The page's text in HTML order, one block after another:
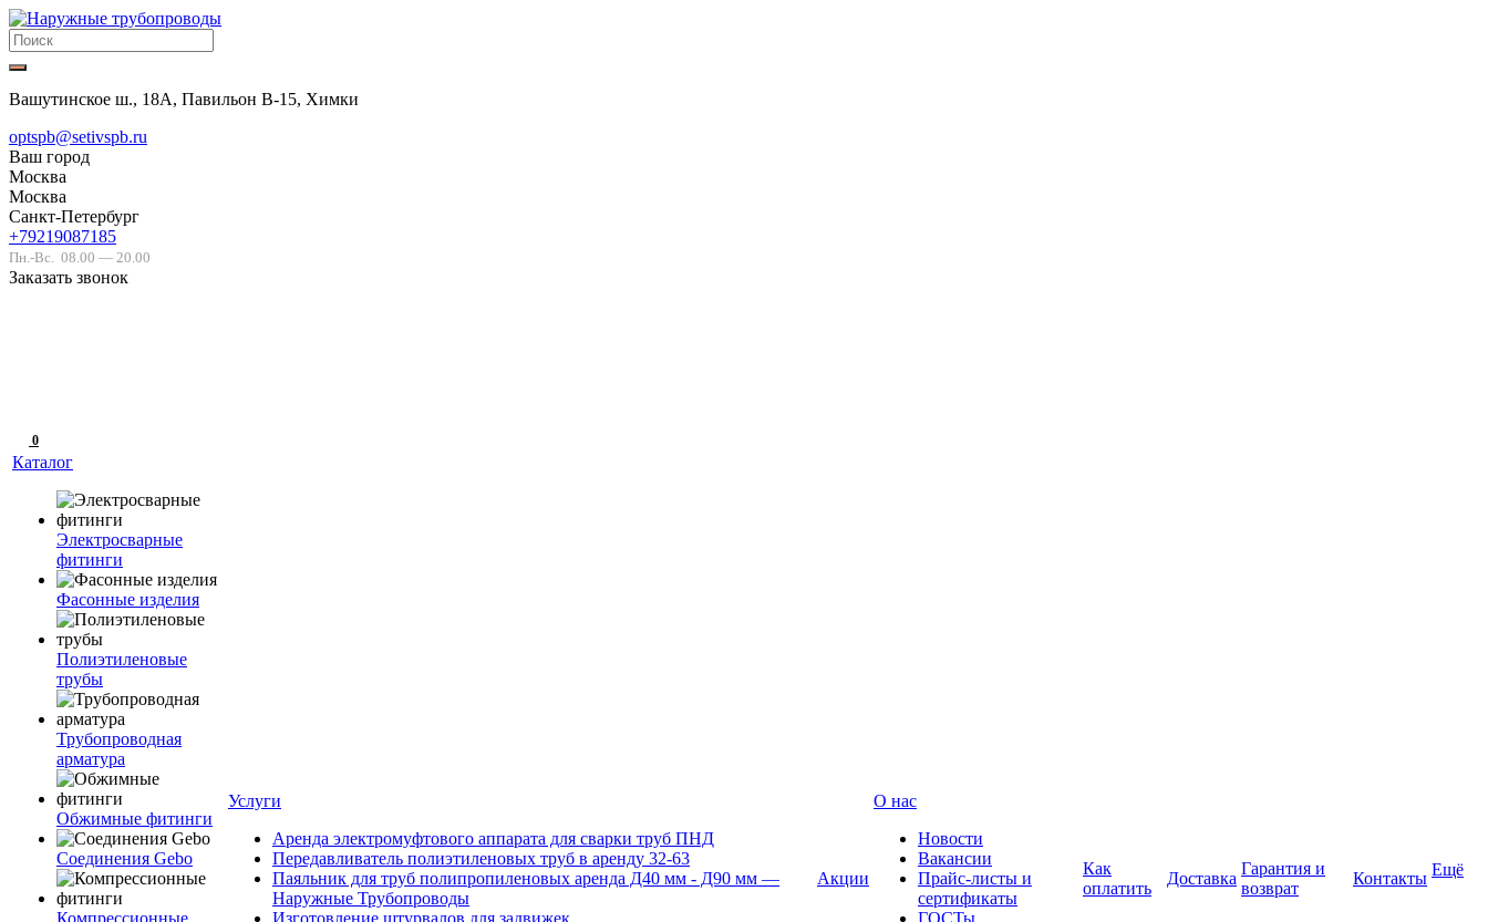
Вашутинское ш., 18А, Павильон В-15, Химки
optspb@setivspb.ru
Ваш город
Москва
Москва
Санкт-Петербург
+79219087185
Пн.-Вс. 08.00 — 20.00
Заказать звонок
0
Каталог
Электросварные
фитинги
Фасонные изделия
Полиэтиленовые
трубы
Трубопроводная
арматура
Обжимные фитинги
Соединения Gebo
Компрессионные
Услуги
Аренда электромуфтового аппарата для сварки труб ПНД
Передавливатель полиэтиленовых труб в аренду 32-63
Паяльник для труб полипропиленовых аренда Д40 мм - Д90 мм —
Наружные Трубопроводы
Изготовление штурвалов для задвижек
Акции
О нас
Новости
Вакансии
Прайс-листы и
сертификаты
ГОСТы
Как
оплатить
Доставка
Гарантия и
возврат
Контакты Ещё